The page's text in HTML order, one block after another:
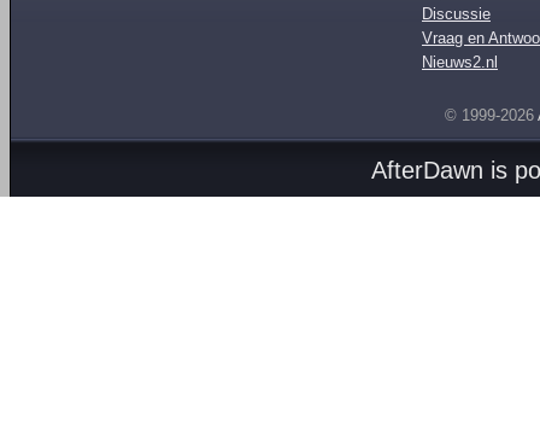
Discussie
Vraag en
Nieuws2.nl
© 1999-2026
AfterDawn is